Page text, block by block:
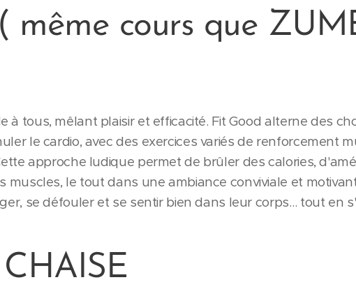
même cours que
à tous, mêlant plaisir et efficacité. Fit Good alterne des
le cardio, avec des exercices variés de renforcement
approche ludique permet de brûler des calories,
muscles, le tout dans une ambiance conviviale et
se défouler et se sentir bien dans leur corps… tout en